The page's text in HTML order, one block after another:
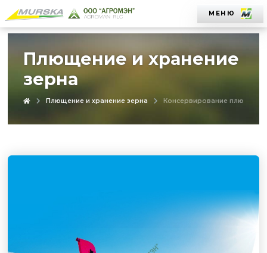
МЕНЮ
Плющение и хранение
зерна
Плющение и хранение зерна Консервирование